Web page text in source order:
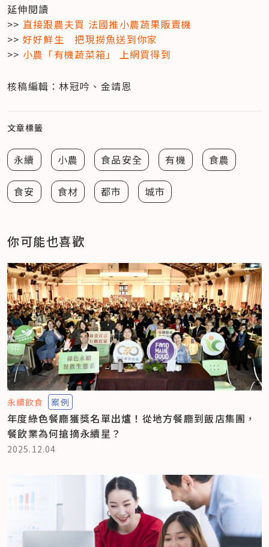
延伸閱讀
>> 直接跟農夫買 法國推小農蔬果販賣機
>> 好好鮮生　把現撈魚送到你家
>> 小農「有機蔬菜箱」 上網買得到
核稿編輯：林冠吟、金靖恩
文章標籤
永續 小農 食品安全 有機 食農
食安 食材 都市 城市
你可能也喜歡
永續飲食 案例
年度綠色餐廳獲獎名單出爐！從地方餐廳到飯店集團，
餐飲業為何搶摘永續星？
2025.12.04